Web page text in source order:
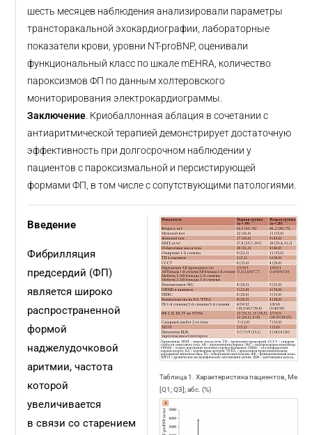
шесть месяцев наблюдения анализировали параметры
трансторакальной эхокардиографии, лабораторные
показатели крови, уровни NT-proBNP, оценивали
функциональный класс по шкале mEHRA, количество
пароксизмов ФП по данным холтеровского
мониторирования электрокардиограммы.
Заключение . Криобаллонная аблация в сочетании с
антиаритмической терапией демонстрирует достаточную
эффективность при долгосрочном наблюдении у
пациентов с пароксизмальной и персистирующей
формами ФП, в том числе с сопутствующими патологиями.
Таблица 1. Характеристика пациентов, Me
[Q1; Q3]; абс. (%)
Введение
Фибрилляция
предсердий (ФП)
является широко
распространенной
формой
наджелудочковой
аритмии, частота
которой
увеличивается
в связи со старением